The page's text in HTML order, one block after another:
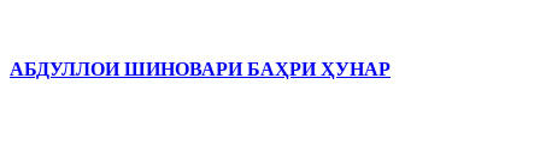
АБДУЛЛОИ ШИНОВАРИ БАҲРИ ҲУНАР